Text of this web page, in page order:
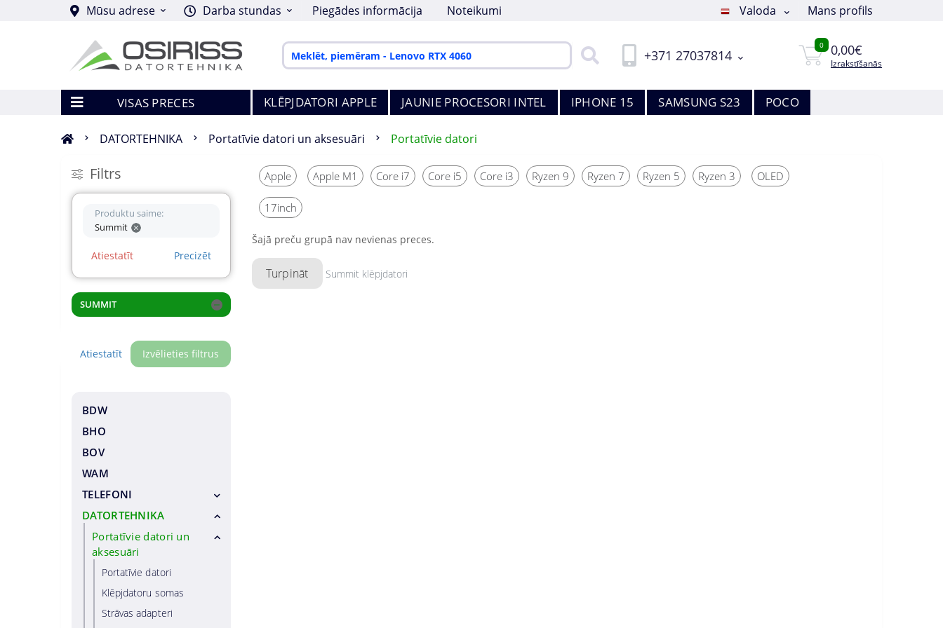
Mūsu adrese Darba stundas Piegādes informācija Noteikumi Valoda Mans profils
+371 27037814
0 0,00€
Izrakstīšanās
VISAS PRECES KLĒPJDATORI APPLE JAUNIE PROCESORI INTEL IPHONE 15 SAMSUNG S23 POCO
DATORTEHNIKA Portatīvie datori un aksesuāri Portatīvie datori
Filtrs
Produktu saime:
Summit
Atiestatīt Precizēt
SUMMIT
Atiestatīt Izvēlieties filtrus
BDW
BHO
BOV
WAM
TELEFONI
Viedtālruņi
Īpaši tālruņi
Dzīvojamo telefonu
tālruņi
Viedtālruņu piederumi
Viedtālruņu maciņi
DATORTEHNIKA
Portatīvie datori un
aksesuāri
Portatīvie datori
Klēpjdatoru somas
Strāvas adapteri
Apple Apple M1 Core i7 Core i5 Core i3 Ryzen 9 Ryzen 7 Ryzen 5 Ryzen 3 OLED
17inch
Šajā preču grupā nav nevienas preces.
Turpināt Summit klēpjdatori